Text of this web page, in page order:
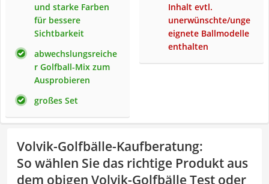
und starke Farben
für bessere
Sichtbarkeit
abwechslungsreiche
r Golfball-Mix zum
Ausprobieren
großes Set
Inhalt evtl.
unerwünschte/unge
eignete Ballmodelle
enthalten
Volvik-Golfbälle-Kaufberatung:
So wählen Sie das richtige Produkt aus
dem obigen Volvik-Golfbälle Test oder